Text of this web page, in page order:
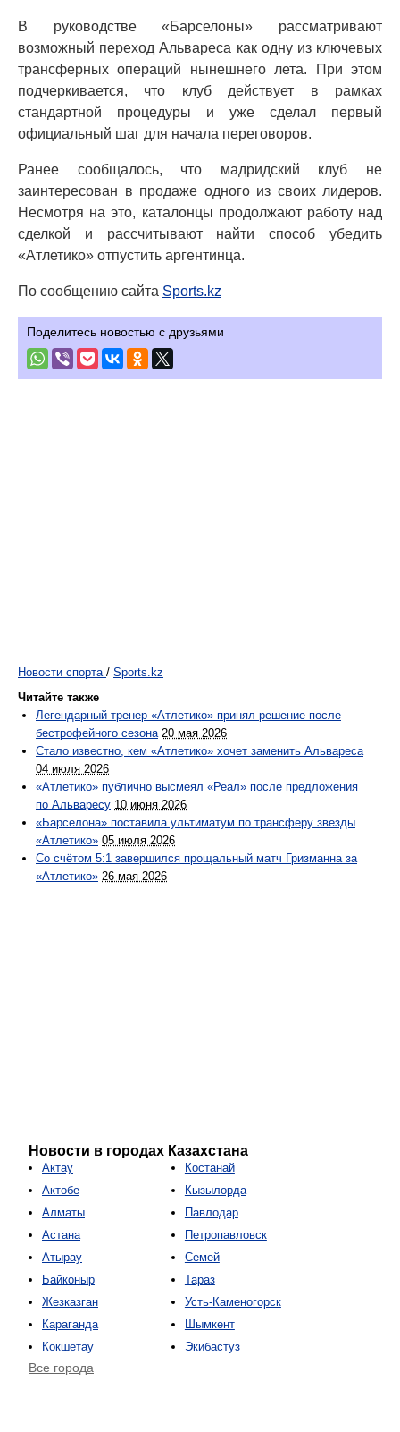
В руководстве «Барселоны» рассматривают
возможный переход Альвареса как одну из ключевых
трансферных операций нынешнего лета. При этом
подчеркивается, что клуб действует в рамках
стандартной процедуры и уже сделал первый
официальный шаг для начала переговоров.
Ранее сообщалось, что мадридский клуб не
заинтересован в продаже одного из своих лидеров.
Несмотря на это, каталонцы продолжают работу над
сделкой и рассчитывают найти способ убедить
«Атлетико» отпустить аргентинца.
По сообщению сайта Sports.kz
Поделитесь новостью с друзьями
Новости спорта / Sports.kz
Читайте также
Легендарный тренер «Атлетико» принял решение после
бестрофейного сезона 20 мая 2026
Стало известно, кем «Атлетико» хочет заменить Альвареса
04 июля 2026
«Атлетико» публично высмеял «Реал» после предложения
по Альваресу 10 июня 2026
«Барселона» поставила ультиматум по трансферу звезды
«Атлетико» 05 июля 2026
Со счётом 5:1 завершился прощальный матч Гризманна за
«Атлетико» 26 мая 2026
Новости в городах Казахстана
Актау
Актобе
Алматы
Астана
Атырау
Байконыр
Жезказган
Караганда
Кокшетау
Костанай
Кызылорда
Павлодар
Петропавловск
Семей
Тараз
Усть-Каменогорск
Шымкент
Экибастуз
Все города